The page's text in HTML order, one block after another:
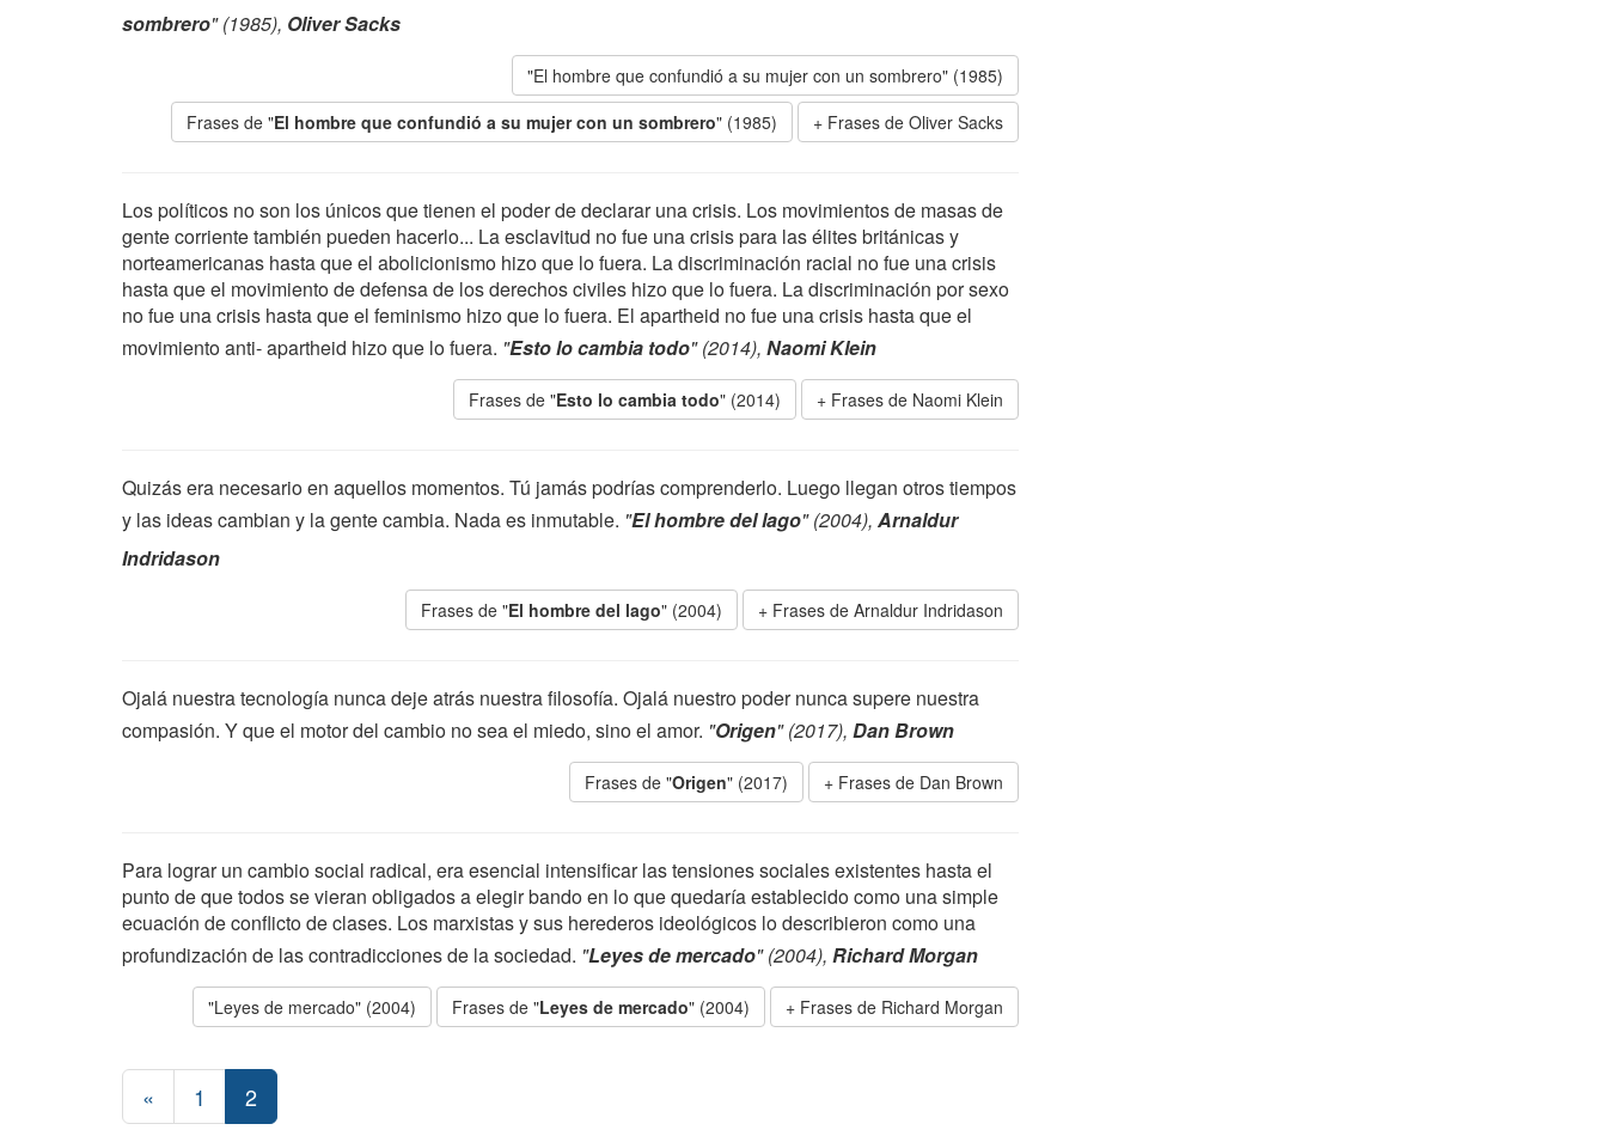
sombrero" (1985), Oliver Sacks
"El hombre que confundió a su mujer con un sombrero" (1985)
Frases de "El hombre que confundió a su mujer con un sombrero" (1985) Frases de Oliver Sacks
Los políticos no son los únicos que tienen el poder de declarar una crisis. Los movimientos de masas de
gente corriente también pueden hacerlo... La esclavitud no fue una crisis para las élites británicas y
norteamericanas hasta que el abolicionismo hizo que lo fuera. La discriminación racial no fue una crisis
hasta que el movimiento de defensa de los derechos civiles hizo que lo fuera. La discriminación por sexo
no fue una crisis hasta que el feminismo hizo que lo fuera. El apartheid no fue una crisis hasta que el
movimiento anti- apartheid hizo que lo fuera. "Esto lo cambia todo" (2014), Naomi Klein
Frases de "Esto lo cambia todo" (2014) Frases de Naomi Klein
Quizás era necesario en aquellos momentos. Tú jamás podrías comprenderlo. Luego llegan otros tiempos
y las ideas cambian y la gente cambia. Nada es inmutable. "El hombre del lago" (2004), Arnaldur
Indridason
Frases de "El hombre del lago" (2004) Frases de Arnaldur Indridason
Ojalá nuestra tecnología nunca deje atrás nuestra filosofía. Ojalá nuestro poder nunca supere nuestra
compasión. Y que el motor del cambio no sea el miedo, sino el amor. "Origen" (2017), Dan Brown
Frases de "Origen" (2017) Frases de Dan Brown
Para lograr un cambio social radical, era esencial intensificar las tensiones sociales existentes hasta el
punto de que todos se vieran obligados a elegir bando en lo que quedaría establecido como una simple
ecuación de conflicto de clases. Los marxistas y sus herederos ideológicos lo describieron como una
profundización de las contradicciones de la sociedad. "Leyes de mercado" (2004), Richard Morgan
"Leyes de mercado" (2004) Frases de "Leyes de mercado" (2004) Frases de Richard Morgan
« 1 2